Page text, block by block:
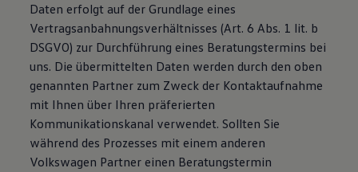
Daten erfolgt auf der Grundlage eines
Vertragsanbahnungsverhältnisses (Art. 6 Abs. 1 lit. b
DSGVO) zur Durchführung eines Beratungstermins bei
uns. Die übermittelten Daten werden durch den oben
genannten Partner zum Zweck der Kontaktaufnahme
mit Ihnen über Ihren präferierten
Kommunikationskanal verwendet. Sollten Sie
während des Prozesses mit einem anderen
Volkswagen Partner einen Beratungstermin